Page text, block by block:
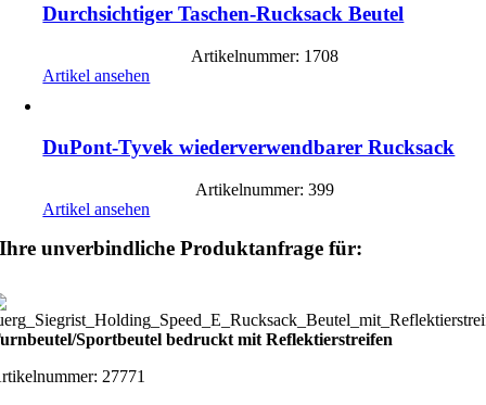
Durchsichtiger Taschen-Rucksack Beutel
Artikelnummer: 1708
Artikel ansehen
DuPont-Tyvek wiederverwendbarer Rucksack
Artikelnummer: 399
Artikel ansehen
Ihre unverbindliche Produktanfrage für:
Sportbeutel bedruckt mit Reflektierstreifen
27771